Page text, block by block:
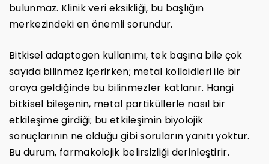
bulunmaz. Klinik veri eksikliği, bu başlığın
merkezindeki en önemli sorundur.
Bitkisel adaptogen kullanımı, tek başına bile çok
sayıda bilinmez içerirken; metal kolloidleri ile bir
araya geldiğinde bu bilinmezler katlanır. Hangi
bitkisel bileşenin, metal partiküllerle nasıl bir
etkileşime girdiği; bu etkileşimin biyolojik
sonuçlarının ne olduğu gibi soruların yanıtı yoktur.
Bu durum, farmakolojik belirsizliği derinleştirir.